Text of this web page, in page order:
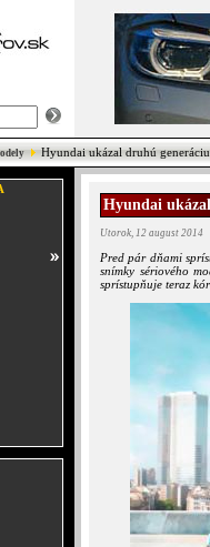
Hyundai ukázal druhú
Hyundai
Utorok, 12 august 2014
Pred pár dňami
snímky sériového
sprístupňuje teraz